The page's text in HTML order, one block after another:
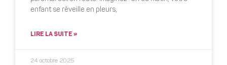
enfant se réveille en pleurs,
LIRE LA SUITE »
24 octobre 2025